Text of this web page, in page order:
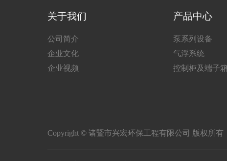
关于我们
公司简介
企业文化
企业视频
产品中心
泵系列设备
气浮系统
控制柜及端子箱
Copyright © 诸暨市兴宏环保工程有限公司 版权所有